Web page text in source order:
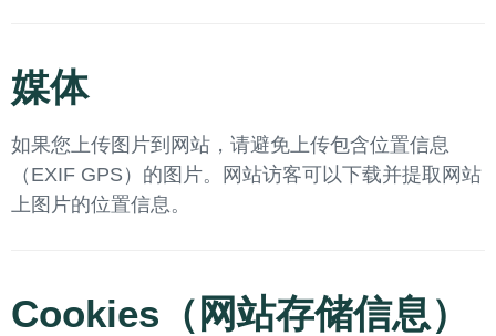
媒体
如果您上传图片到网站，请避免上传包含位置信息
（EXIF GPS）的图片。网站访客可以下载并提取网站
上图片的位置信息。
Cookies（网站存储信息）